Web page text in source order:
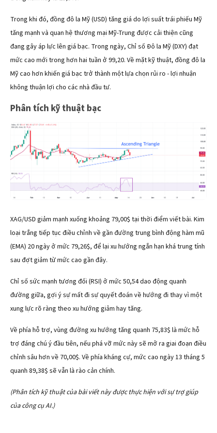
Trong khi đó, đồng đô la Mỹ (USD) tăng giá do lợi suất trái phiếu Mỹ
tăng mạnh và quan hệ thương mại Mỹ-Trung được cải thiện cũng
đang gây áp lực lên giá bạc. Trong ngày, Chỉ số Đô la Mỹ (DXY) đạt
mức cao mới trong hơn hai tuần ở 99,20. Về mặt kỹ thuật, đồng đô la
Mỹ cao hơn khiến giá bạc trở thành một lựa chọn rủi ro - lợi nhuận
không thuận lợi cho các nhà đầu tư.
Phân tích kỹ thuật bạc
XAG/USD giảm mạnh xuống khoảng 79,00$ tại thời điểm viết bài. Kim
loại trắng tiếp tục điều chỉnh về gần đường trung bình động hàm mũ
(EMA) 20 ngày ở mức 79,26$, để lại xu hướng ngắn hạn khá trung tính
sau đợt giảm từ mức cao gần đây.
Chỉ số sức mạnh tương đối (RSI) ở mức 50,54 dao động quanh
đường giữa, gợi ý sự mất đi sự quyết đoán về hướng đi thay vì một
xung lực rõ ràng theo xu hướng giảm hay tăng.
Về phía hỗ trợ, vùng đường xu hướng tăng quanh 75,83$ là mức hỗ
trợ đáng chú ý đầu tiên, nếu phá vỡ mức này sẽ mở ra giai đoạn điều
chỉnh sâu hơn về 70,00$. Về phía kháng cự, mức cao ngày 13 tháng 5
quanh 89,38$ sẽ vẫn là rào cản chính.
(Phân tích kỹ thuật của bài viết này được thực hiện với sự trợ giúp
của công cụ AI.)